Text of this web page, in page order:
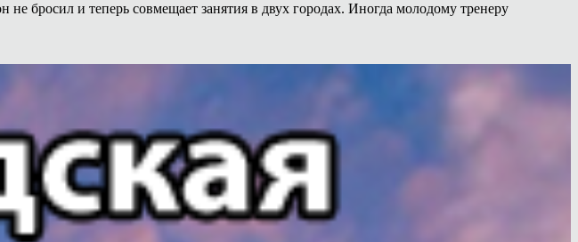
бросил и теперь совмещает занятия в двух городах. Иногда молодому тренеру